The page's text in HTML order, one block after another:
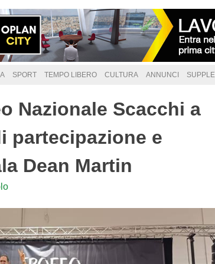
SPORT TEMPO LIBERO CULTURA ANNUNCI
Nazionale Scacchi a
partecipazione e
Dean Martin